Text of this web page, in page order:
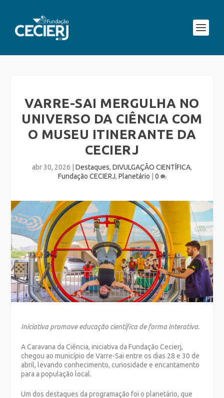
VARRE-SAI MERGULHA NO
UNIVERSO DA CIÊNCIA COM
O MUSEU ITINERANTE DA
CECIERJ
abr 30, 2026 Destaques, DIVULGAÇÃO CIENTÍFICA,
Fundação CECIERJ, Planetário 0
Iniciativa promove educação científica de forma interativa.
A Caravana da Ciência, iniciativa da Fundação Cecierj,
chegou ao município de Varre-Sai entre os dias 28 e 30 de
abril, levando conhecimento, curiosidade e encantamento
para a população local.
Um dos destaques da programação foi o planetário, que